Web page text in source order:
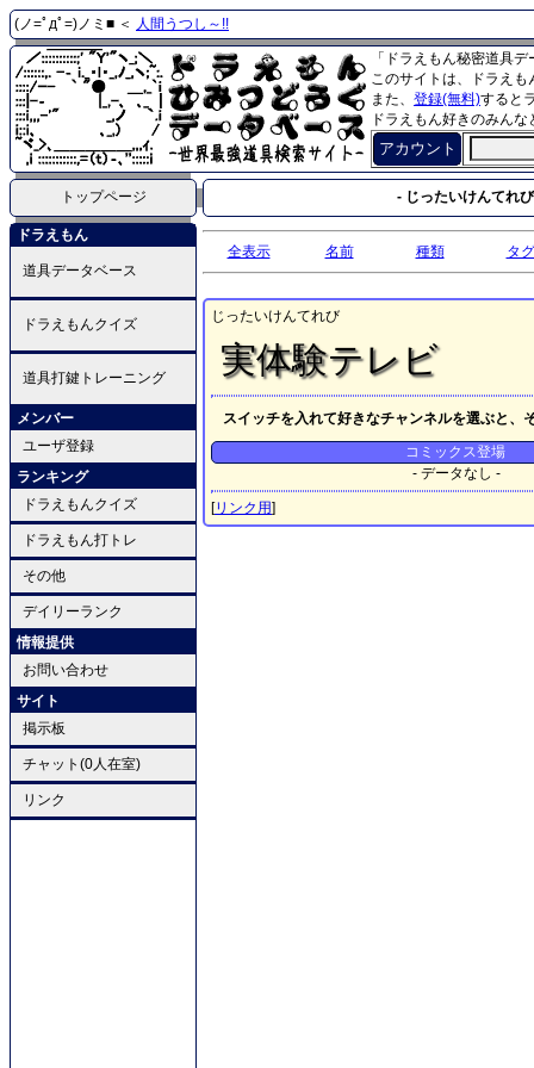
(ノ=ﾟдﾟ=)ノミ■ ＜ 人間うつし～!!
「ドラえもん秘密道具
このサイトは、ドラえ
また、 登録(無料)すると
ドラえもん好きのみん
アカウント
トップページ - じったいけんてれ
ドラえもん
道具データベース
ドラえもんクイズ
道具打鍵トレーニング
メンバー
ユーザ登録
ランキング
ドラえもんクイズ
ドラえもん打トレ
その他
デイリーランク
情報提供
お問い合わせ
サイト
掲示板
チャット(0人在室)
リンク
全表示 名前 種類 タグ
じったいけんてれび
実体験テレビ
スイッチを入れて好きなチャンネルを選ぶと、
コミックス登場
- データなし -
[リンク用]